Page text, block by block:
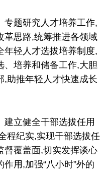
专题研究人才培养工作,
革思路,统筹推进各领域
年轻人才选拔培养制度,
、培养和储备工作,大胆
,助推年轻人才快速成长
建立健全干部选拔任用
程纪实,实现干部选拔任
督覆盖面,切实发挥谈心
用,加强“八小时”外的